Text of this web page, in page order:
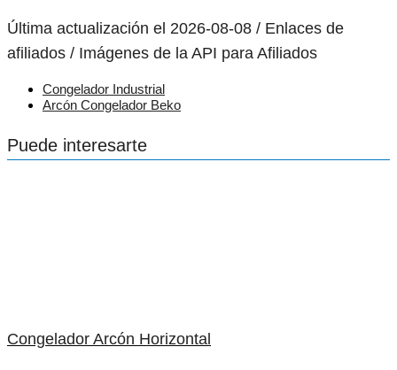
Última actualización el 2026-08-08 / Enlaces de
afiliados / Imágenes de la API para Afiliados
Congelador Industrial
Arcón Congelador Beko
Puede interesarte
Congelador Arcón Horizontal